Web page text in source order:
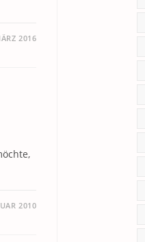
2016
2010